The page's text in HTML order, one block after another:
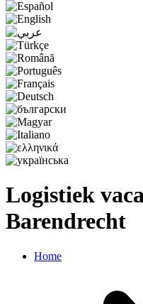
Logistiek
Barendrecht
Home